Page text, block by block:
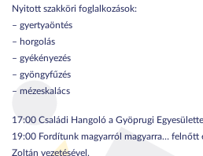
Nyitott szakköri foglalkozások:
– gyertyaöntés
– horgolás
– gyékényezés
– gyöngyfűzés
– mézeskalács
17:00 Családi Hangoló a Gyöprugi
19:00 Fordítunk magyarról magyarra… felnőtt
Zoltán vezetésével.